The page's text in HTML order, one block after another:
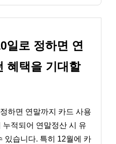
일로 정하면 연
혜택을 기대할
하면 연말까지 카드 사용
적되어 연말정산 시 유
있습니다. 특히 12월에 카